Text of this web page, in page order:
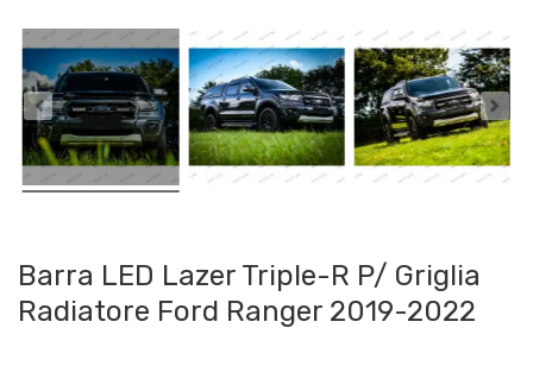
Barra LED Lazer Triple-R P/ Griglia
Radiatore Ford Ranger 2019-2022